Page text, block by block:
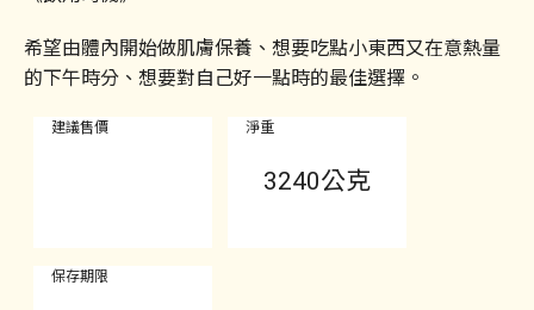
希望由體內開始做肌膚保養、想要吃點小東西又在意熱量
的下午時分、想要對自己好一點時的最佳選擇。
建議售價 淨重
3240公克
保存期限